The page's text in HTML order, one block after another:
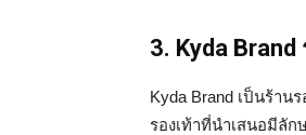
3. Kyda
Kyda Brand เป็นร้า
รองเท้าที่นำเสนอมีลั